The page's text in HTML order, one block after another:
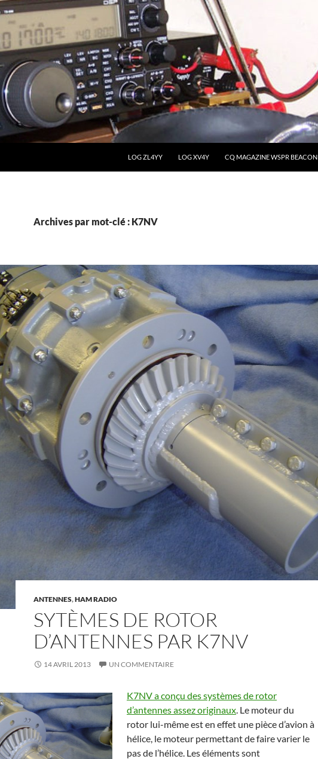
LOG ZL4YY LOG XV4Y CQ MAGAZINE WSPR BEACON
Archives par mot-clé : K7NV
ANTENNES,HAM RADIO
SYTÈMES DE ROTOR
D’ANTENNES PAR K7NV
14 AVRIL 2013 UN COMMENTAIRE
K7NV a conçu des systèmes de rotor
d’antennes assez originaux. Le moteur du
rotor lui-même est en effet une pièce d’avion à
hélice, le moteur permettant de faire varier le
pas de l’hélice. Les éléments sont